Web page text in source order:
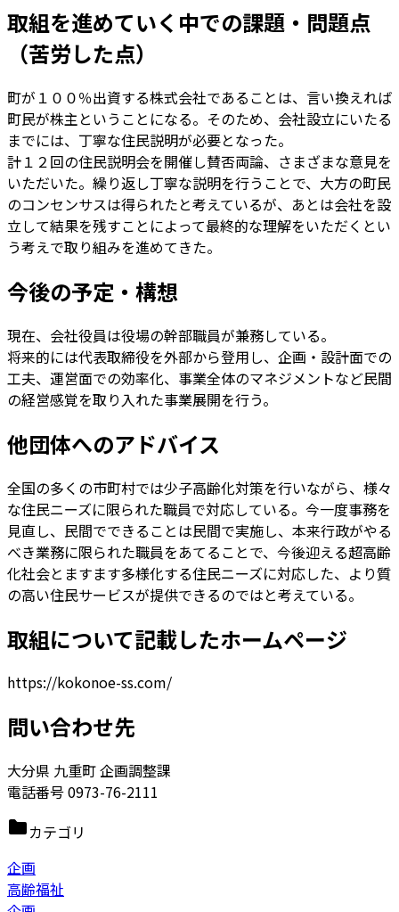
取組を進めていく中での課題・問題点
（苦労した点）
町が１００％出資する株式会社であることは、言い換えれば
町民が株主ということになる。そのため、会社設立にいたる
までには、丁寧な住民説明が必要となった。
計１２回の住民説明会を開催し賛否両論、さまざまな意見を
いただいた。繰り返し丁寧な説明を行うことで、大方の町民
のコンセンサスは得られたと考えているが、あとは会社を設
立して結果を残すことによって最終的な理解をいただくとい
う考えで取り組みを進めてきた。
今後の予定・構想
現在、会社役員は役場の幹部職員が兼務している。
将来的には代表取締役を外部から登用し、企画・設計面での
工夫、運営面での効率化、事業全体のマネジメントなど民間
の経営感覚を取り入れた事業展開を行う。
他団体へのアドバイス
全国の多くの市町村では少子高齢化対策を行いながら、様々
な住民ニーズに限られた職員で対応している。今一度事務を
見直し、民間でできることは民間で実施し、本来行政がやる
べき業務に限られた職員をあてることで、今後迎える超高齢
化社会とますます多様化する住民ニーズに対応した、より質
の高い住民サービスが提供できるのではと考えている。
取組について記載したホームページ
https://kokonoe-ss.com/
問い合わせ先
大分県 九重町 企画調整課
電話番号 0973-76-2111
カテゴリ
企画
高齢福祉